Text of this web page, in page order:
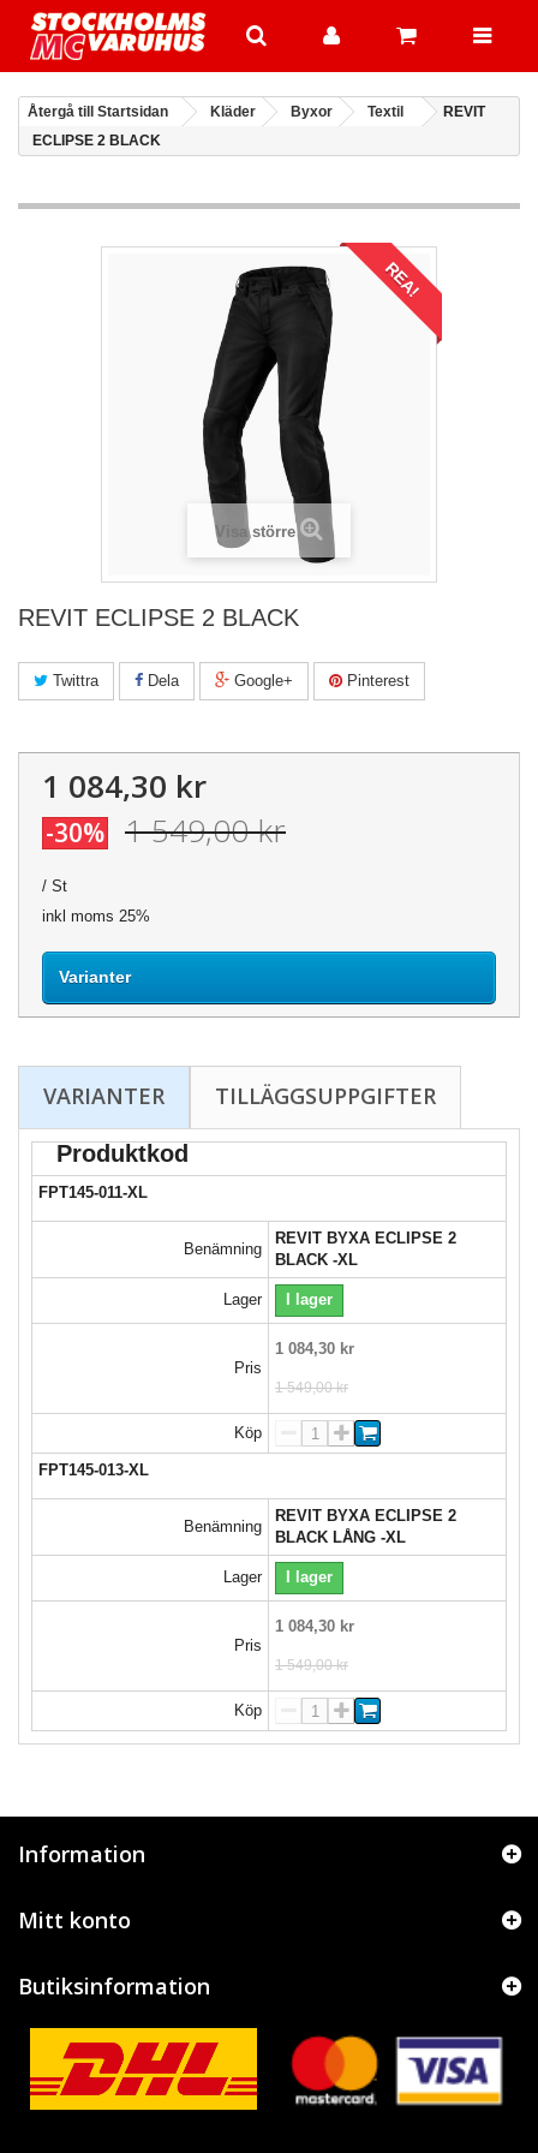
Återgå till Startsidan Kläder Byxor Textil
REVIT
ECLIPSE 2 BLACK
REA!
Visa större
REVIT ECLIPSE 2 BLACK
Twittra Dela Google+ Pinterest
1 084,30 kr
-30% 1 549,00 kr
/ St
inkl moms 25%
Varianter
VARIANTER TILLÄGGSUPPGIFTER
Produktkod
FPT145-011-XL
Benämning
REVIT BYXA ECLIPSE 2
BLACK -XL
Lager I lager
Pris
1 084,30 kr
1 549,00 kr
Köp
FPT145-013-XL
Benämning
REVIT BYXA ECLIPSE 2
BLACK LÅNG -XL
Lager I lager
Pris
1 084,30 kr
1 549,00 kr
Köp
Information
Mitt konto
Butiksinformation